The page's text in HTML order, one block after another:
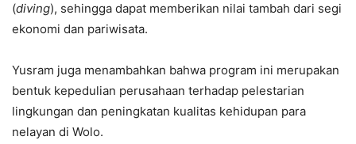
(diving), sehingga dapat memberikan nilai tambah dari segi
ekonomi dan pariwisata.
Yusram juga menambahkan bahwa program ini merupakan
bentuk kepedulian perusahaan terhadap pelestarian
lingkungan dan peningkatan kualitas kehidupan para
nelayan di Wolo.